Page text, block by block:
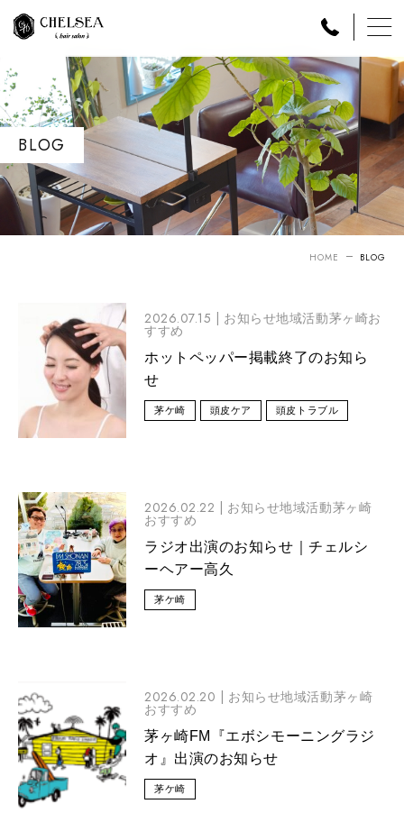
BLOG
HOME BLOG
2026.07.15 | お知らせ地域活動茅ヶ崎お
すすめ
ホットペッパー掲載終了のお知ら
せ
茅ケ崎 頭皮ケア 頭皮トラブル
2026.02.22 | お知らせ地域活動茅ヶ崎
おすすめ
ラジオ出演のお知らせ｜チェルシ
ーヘアー高久
茅ケ崎
2026.02.20 | お知らせ地域活動茅ヶ崎
おすすめ
茅ヶ崎FM『エボシモーニングラジ
オ』出演のお知らせ
茅ケ崎